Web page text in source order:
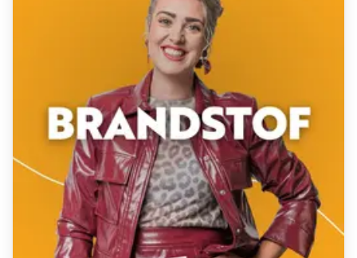
nu
vriend
Businessclub
Adverteren